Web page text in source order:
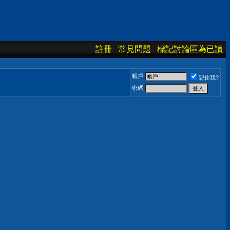
註冊 常見問題 標記討論區為已讀
帳戶
記住我?
密碼